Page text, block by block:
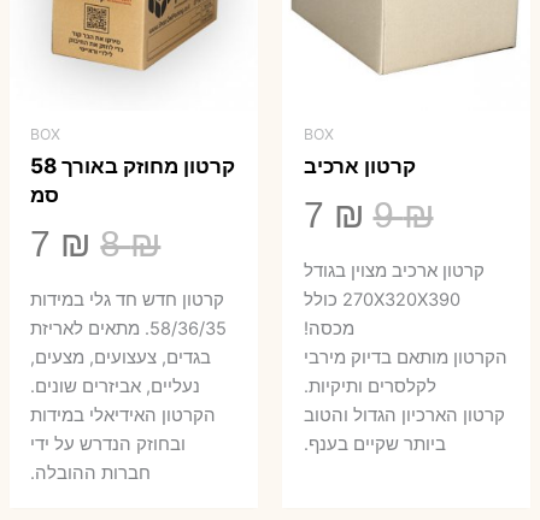
BOX
קרטון ארכיב
9₪
המחיר
המקורי
היה:
9 ₪.
7 ₪
הנוכחי
הוא:
קרטון ארכיב מצוין בגודל
270X320X390 כולל
מכסה!
הקרטון מותאם בדיוק מירבי
לקלסרים ותיקיות.
קרטון הארכיון הגדול והטוב
ביותר שקיים בענף.
BOX
קרטון מחוזק באורך 58
סמ
8₪
היה:
8 ₪.
7 ₪
7 ₪.
קרטון חדש חד גלי במידות
58/36/35. מתאים לאריזת
בגדים, צעצועים, מצעים,
נעליים, אביזרים שונים.
הקרטון האידיאלי במידות
ובחוזק הנדרש על ידי
חברות ההובלה.